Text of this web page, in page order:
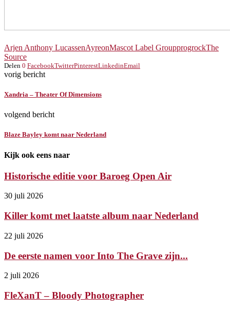
Arjen Anthony LucassenAyreonMascot Label GroupprogrockThe
Source
Delen 0 FacebookTwitterPinterestLinkedinEmail
vorig bericht
Xandria – Theater Of Dimensions
volgend bericht
Blaze Bayley komt naar Nederland
Kijk ook eens naar
Historische editie voor Baroeg Open Air
30 juli 2026
Killer komt met laatste album naar Nederland
22 juli 2026
De eerste namen voor Into The Grave zijn...
2 juli 2026
FleXanT – Bloody Photographer